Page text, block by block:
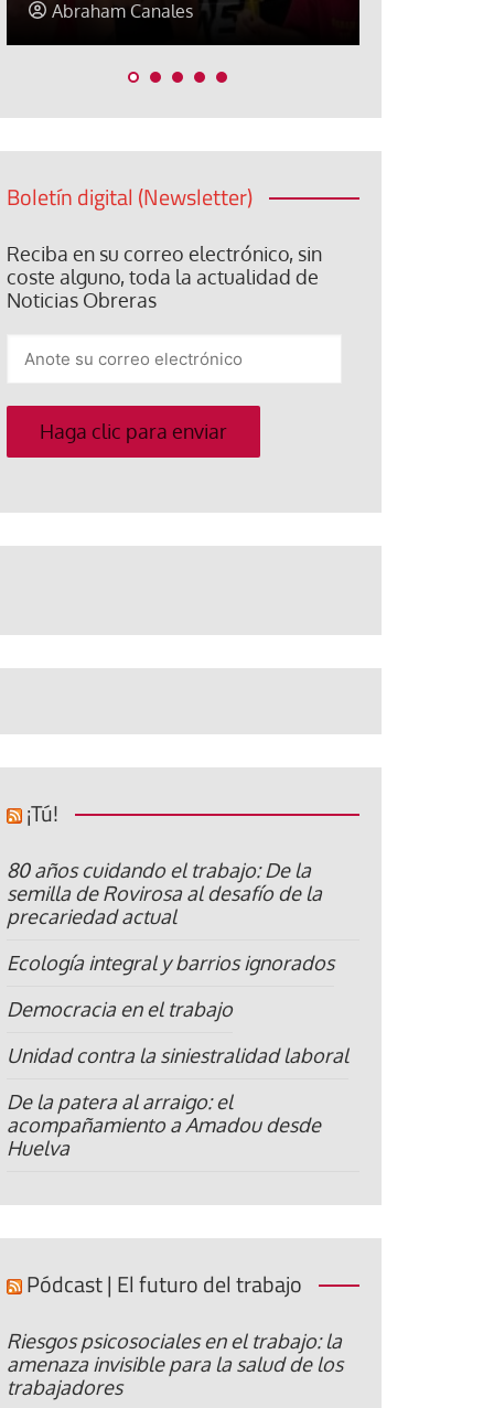
Elisa Brey
Boletín digital (Newsletter)
Reciba en su correo electrónico, sin
coste alguno, toda la actualidad de
Noticias Obreras
su
correo
electrónico
Haga clic para enviar
¡Tú!
80 años cuidando el trabajo: De la
semilla de Rovirosa al desafío de la
precariedad actual
Ecología integral y barrios ignorados
Democracia en el trabajo
Unidad contra la siniestralidad laboral
De la patera al arraigo: el
acompañamiento a Amadou desde
Huelva
Pódcast | El futuro del trabajo
Riesgos psicosociales en el trabajo: la
amenaza invisible para la salud de los
trabajadores